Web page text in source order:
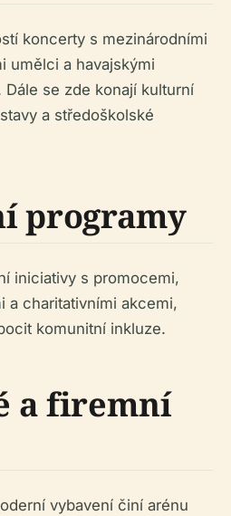
koncerty s mezinárodními
umělci a havajskými
se zde konají kulturní
a středoškolské
programy
iniciativy s promocemi,
a charitativními akcemi,
komunitní inkluze.
a firemní
vybavení činí arénu